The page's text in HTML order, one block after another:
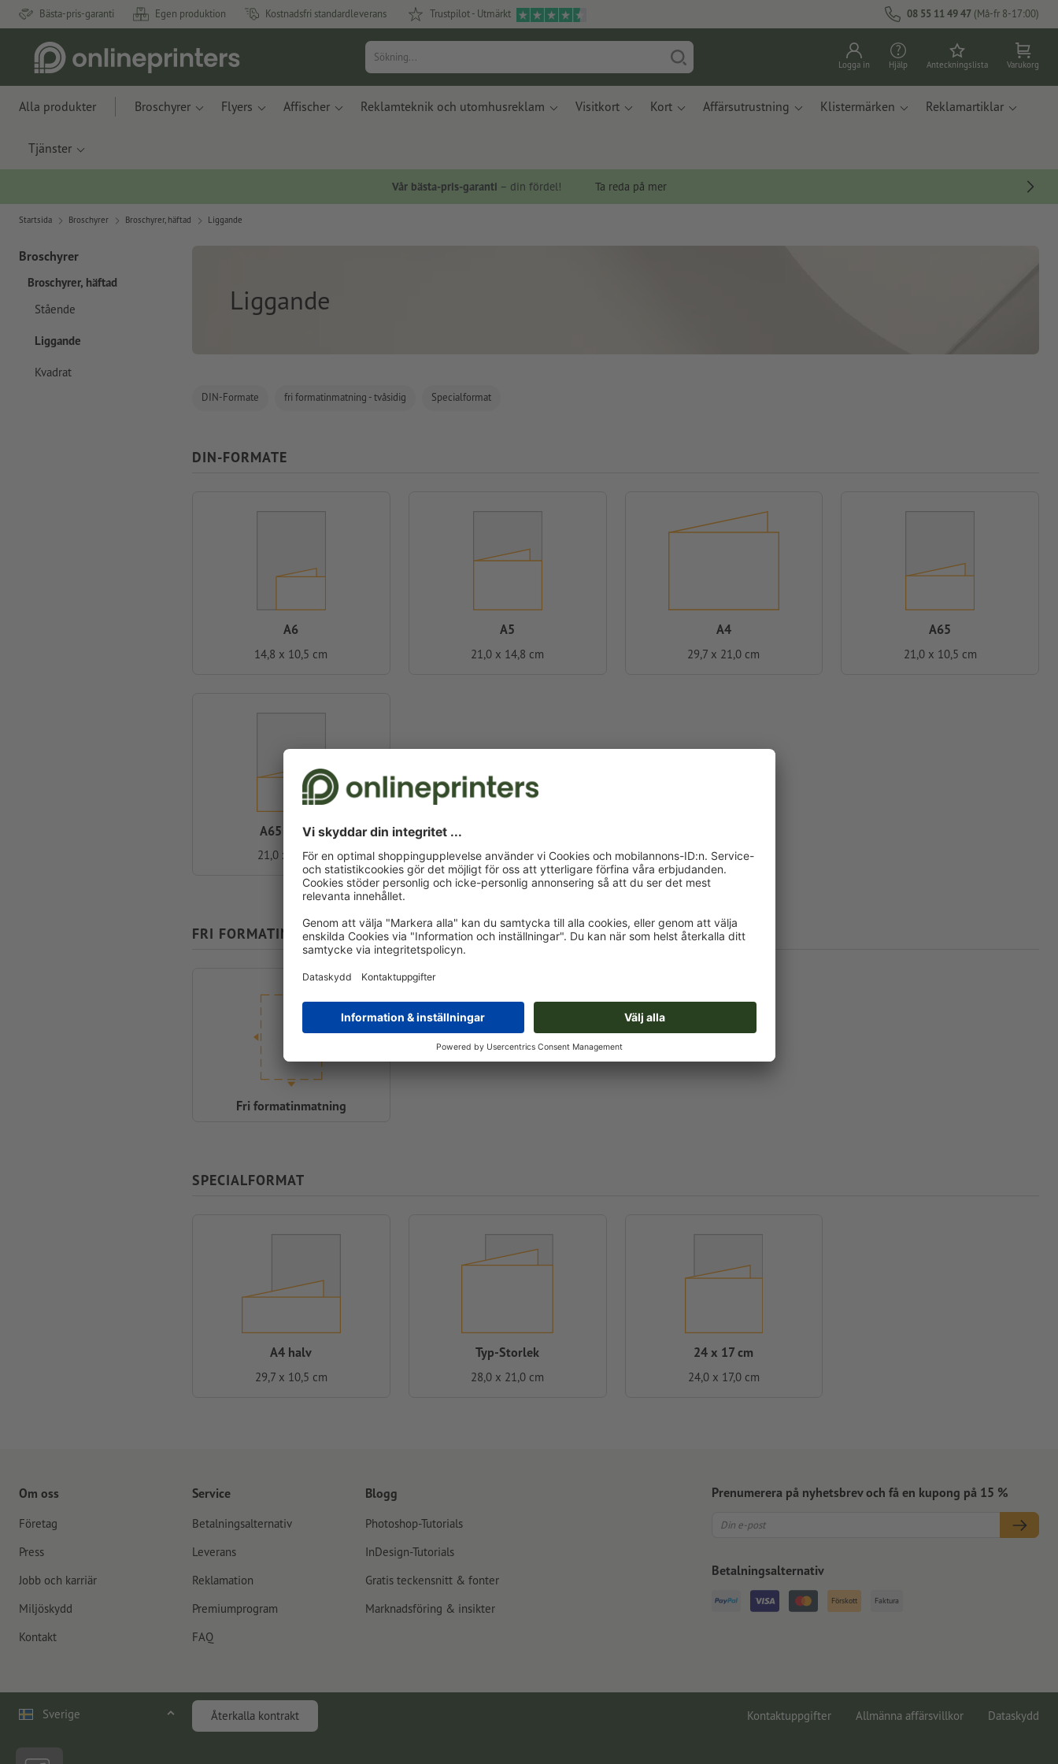
Bästa-pris-garanti Egen produktion Kostnadsfri standardleverans Trustpilot - Utmärkt 08 55 11 49 47 (Må-fr 8-17:00)
Logga in Hjälp Anteckningslista Varukorg
Alla produkter Broschyrer Flyers Affischer Reklamteknik och utomhusreklam Visitkort Kort Affärsutrustning Klistermärken Reklamartiklar
Tjänster
Vår bästa-pris-garanti – din fördel! Ta reda på mer
Startsida Broschyrer Broschyrer, häftad Liggande
Broschyrer
Broschyrer, häftad
Stående
Liggande
Kvadrat
Liggande
DIN-Formate fri formatinmatning - tvåsidig Specialformat
DIN-FORMATE
A6
14,8 x 10,5 cm
A5
21,0 x 14,8 cm
A4
29,7 x 21,0 cm
A65
21,0 x 10,5 cm
A65 special
21,0 x 9,8 cm
FRI FORMATINMATNING - TVÅSIDIG
Fri formatinmatning
SPECIALFORMAT
A4 halv
29,7 x 10,5 cm
Typ-Storlek
28,0 x 21,0 cm
24 x 17 cm
24,0 x 17,0 cm
Om oss
Företag
Press
Jobb och karriär
Miljöskydd
Kontakt
Service
Betalningsalternativ
Leverans
Reklamation
Premiumprogram
FAQ
Blogg
Photoshop-Tutorials
InDesign-Tutorials
Gratis teckensnitt & fonter
Marknadsföring & insikter
Prenumerera på nyhetsbrev och få en kupong på 15 %
Betalningsalternativ
Förskott Faktura
Sverige Återkalla kontrakt Kontaktuppgifter Allmänna affärsvillkor Dataskydd